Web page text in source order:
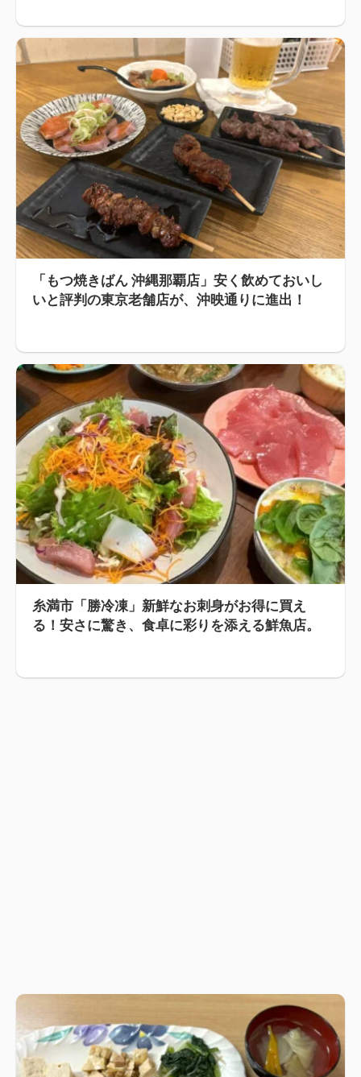
「もつ焼きばん 沖縄那覇店」安く飲めておいし
いと評判の東京老舗店が、沖映通りに進出！
糸満市「勝冷凍」新鮮なお刺身がお得に買え
る！安さに驚き、食卓に彩りを添える鮮魚店。